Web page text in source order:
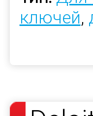
ключей,